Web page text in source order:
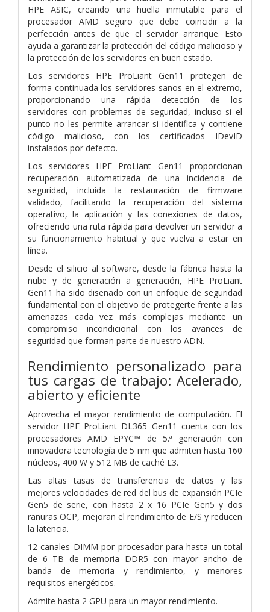
HPE ASIC, creando una huella inmutable para el
procesador AMD seguro que debe coincidir a la
perfección antes de que el servidor arranque. Esto
ayuda a garantizar la protección del código malicioso y
la protección de los servidores en buen estado.
Los servidores HPE ProLiant Gen11 protegen de
forma continuada los servidores sanos en el extremo,
proporcionando una rápida detección de los
servidores con problemas de seguridad, incluso si el
punto no les permite arrancar si identifica y contiene
código malicioso, con los certificados IDevID
instalados por defecto.
Los servidores HPE ProLiant Gen11 proporcionan
recuperación automatizada de una incidencia de
seguridad, incluida la restauración de firmware
validado, facilitando la recuperación del sistema
operativo, la aplicación y las conexiones de datos,
ofreciendo una ruta rápida para devolver un servidor a
su funcionamiento habitual y que vuelva a estar en
línea.
Desde el silicio al software, desde la fábrica hasta la
nube y de generación a generación, HPE ProLiant
Gen11 ha sido diseñado con un enfoque de seguridad
fundamental con el objetivo de protegerte frente a las
amenazas cada vez más complejas mediante un
compromiso incondicional con los avances de
seguridad que forman parte de nuestro ADN.
Rendimiento personalizado para
tus cargas de trabajo: Acelerado,
abierto y eficiente
Aprovecha el mayor rendimiento de computación. El
servidor HPE ProLiant DL365 Gen11 cuenta con los
procesadores AMD EPYC™ de 5.ª generación con
innovadora tecnología de 5 nm que admiten hasta 160
núcleos, 400 W y 512 MB de caché L3.
Las altas tasas de transferencia de datos y las
mejores velocidades de red del bus de expansión PCIe
Gen5 de serie, con hasta 2 x 16 PCIe Gen5 y dos
ranuras OCP, mejoran el rendimiento de E/S y reducen
la latencia.
12 canales DIMM por procesador para hasta un total
de 6 TB de memoria DDR5 con mayor ancho de
banda de memoria y rendimiento, y menores
requisitos energéticos.
Admite hasta 2 GPU para un mayor rendimiento.